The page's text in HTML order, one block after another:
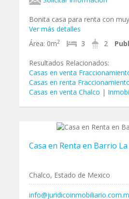
Bonita casa para renta con
Ver más detalles
Área: 0m2 3 2
Resultados Relacionados:
Casas en venta
Casas en renta
Casas en venta Chalco |
Casa en Renta en Barrio
Chalco, Estado de Mexico